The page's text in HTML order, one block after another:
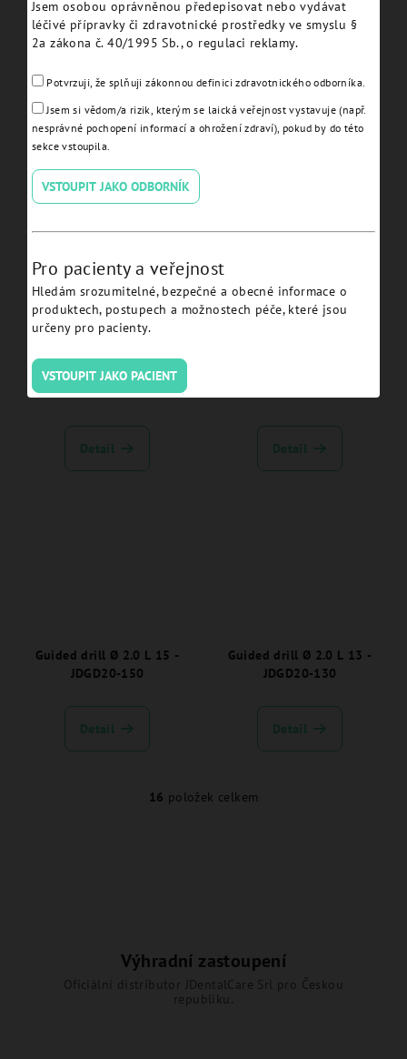
JDGD24-150
Detail
JDGD24-130
Guided Drill Ø 2.0 L 20 -
JDGD20-200
Detail Detail
Guided drill Ø 2.0 L 15 -
JDGD20-150
Detail
Guided drill Ø 2.0 L 13 -
JDGD20-130
Detail
O
p
r
16 položek celkem
Výhradní zastoupení
Oficiální distributor JDentalCare Srl pro Českou
republiku.
Jsem osobou oprávněnou předepisovat nebo vydávat
léčivé přípravky či zdravotnické prostředky ve smyslu §
2a zákona č. 40/1995 Sb., o regulaci reklamy.
Potvrzuji, že splňuji zákonnou definici zdravotnického odborníka.
Jsem si vědom/a rizik, kterým se laická veřejnost vystavuje (např.
nesprávné pochopení informací a ohrožení zdraví), pokud by do této
sekce vstoupila.
VSTOUPIT JAKO ODBORNÍK
Pro pacienty a veřejnost
Hledám srozumitelné, bezpečné a obecné informace o
produktech, postupech a možnostech péče, které jsou
určeny pro pacienty.
VSTOUPIT JAKO PACIENT